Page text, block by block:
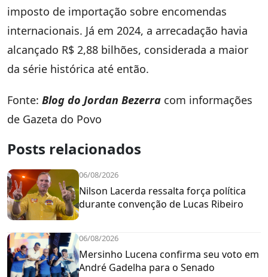
imposto de importação sobre encomendas
internacionais. Já em 2024, a arrecadação havia
alcançado R$ 2,88 bilhões, considerada a maior
da série histórica até então.
Fonte: Blog do Jordan Bezerra com informações
de Gazeta do Povo
Posts relacionados
06/08/2026
Nilson Lacerda ressalta força política
durante convenção de Lucas Ribeiro
06/08/2026
Mersinho Lucena confirma seu voto em
André Gadelha para o Senado